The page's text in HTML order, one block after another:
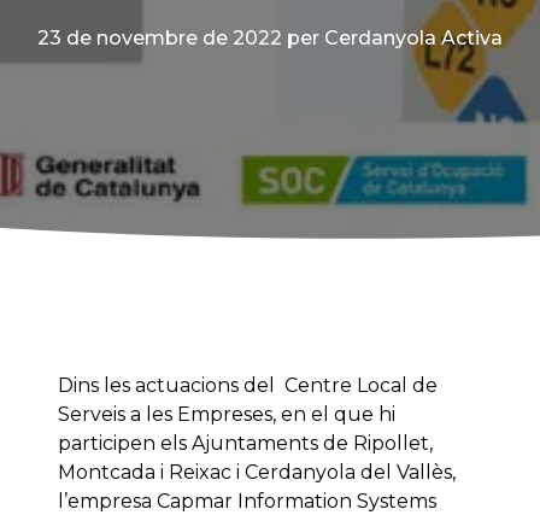
23 de novembre de 2022 per Cerdanyola Activa
Dins les actuacions del Centre Local de
Serveis a les Empreses, en el que hi
participen els Ajuntaments de Ripollet,
Montcada i Reixac i Cerdanyola del Vallès,
l’empresa Capmar Information Systems